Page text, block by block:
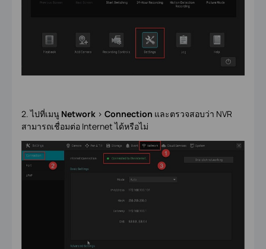
2. ไปที่เมนู Network> Connection และตรวจสอบว่า NVR
สามารถเชื่อมต่อ Internet ได้หรือไม่